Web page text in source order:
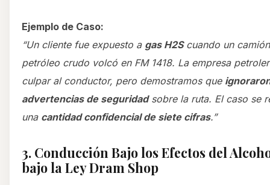
Ejemplo de Caso:
“Un cliente fue expuesto a gas H2Scuando un
petróleo crudo volcó en FM 1418. La empresa
culpar al conductor, pero demostramos que
advertencias de seguridadsobre la ruta. El caso se
una cantidad confidencial de siete cifras.”
3. Conducción Bajo los Efectos del
bajo la Ley Dram Shop